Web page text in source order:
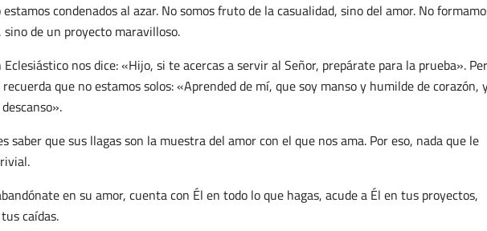
condenados al azar. No somos fruto de la casualidad, sino del amor. No
de un proyecto maravilloso.
Eclesiástico nos dice: «Hijo, si te acercas a servir al Señor, prepárate para la prueba».
que no estamos solos: «Aprended de mí, que soy manso y humilde de corazón,
saber que sus llagas son la muestra del amor con el que nos ama. Por eso, nada que le
en su amor, cuenta con Él en todo lo que hagas, acude a Él en tus proyectos,
caídas.